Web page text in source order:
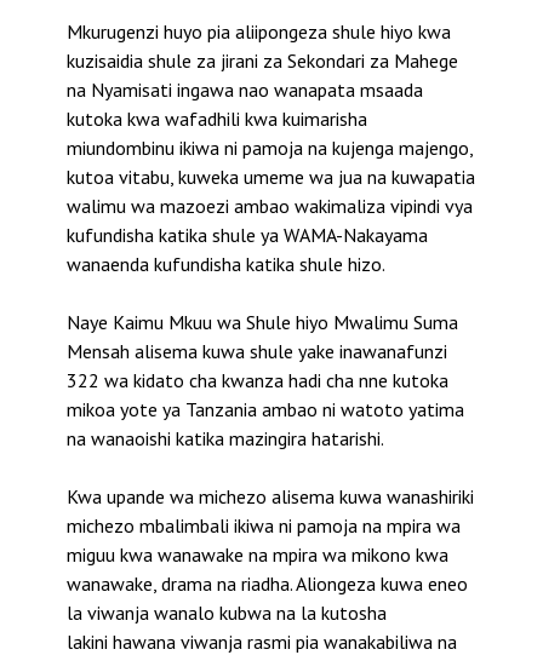
Mkurugenzi huyo pia aliipongeza shule hiyo kwa
kuzisaidia shule za jirani za Sekondari za Mahege
na Nyamisati ingawa nao wanapata msaada
kutoka kwa wafadhili kwa kuimarisha
miundombinu ikiwa ni pamoja na kujenga majengo,
kutoa vitabu, kuweka umeme wa jua na kuwapatia
walimu wa mazoezi ambao wakimaliza vipindi vya
kufundisha katika shule ya WAMA-Nakayama
wanaenda kufundisha katika shule hizo.
Naye Kaimu Mkuu wa Shule hiyo Mwalimu Suma
Mensah alisema kuwa shule yake inawanafunzi
322 wa kidato cha kwanza hadi cha nne kutoka
mikoa yote ya Tanzania ambao ni watoto yatima
na wanaoishi katika mazingira hatarishi.
Kwa upande wa michezo alisema kuwa wanashiriki
michezo mbalimbali ikiwa ni pamoja na mpira wa
miguu kwa wanawake na mpira wa mikono kwa
wanawake, drama na riadha. Aliongeza kuwa eneo
la viwanja wanalo kubwa na la kutosha
lakini hawana viwanja rasmi pia wanakabiliwa na